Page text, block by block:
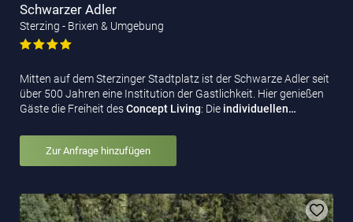
Schwarzer Adler
Sterzing - Brixen & Umgebung
Mitten auf dem Sterzinger Stadtplatz ist der Schwarze Adler seit
über 500 Jahren eine Institution der Gastlichkeit. Hier genießen
Gäste die Freiheit desConcept Living: Die individuellen…
Zur Anfrage hinzufügen